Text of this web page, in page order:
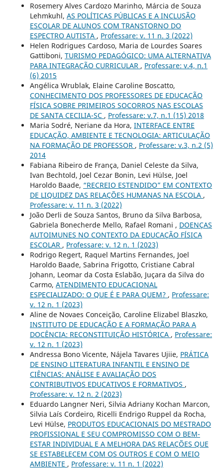
Rosemery Alves Cardozo Marinho, Márcia de Souza
Lehmkuhl, AS POLÍTICAS PÚBLICAS E A INCLUSÃO
ESCOLAR DE ALUNOS COM TRANSTORNO DO
ESPECTRO AUTISTA , Professare: v. 11 n. 3 (2022)
Helen Rodrigues Cardoso, Maria de Lourdes Soares
Gattiboni, TURISMO PEDAGÓGICO: UMA ALTERNATIVA
PARA INTEGRAÇÃO CURRICULAR , Professare: v.4, n.1
(6) 2015
Angélica Wrublak, Elaine Caroline Boscatto,
CONHECIMENTO DOS PROFESSORES DE EDUCAÇÃO
FÍSICA SOBRE PRIMEIROS SOCORROS NAS ESCOLAS
DE SANTA CECILIA-SC , Professare: v.7, n.1 (15) 2018
Maria Sodré, Neriane da Hora, INTERFACE ENTRE
EDUCAÇÃO, AMBIENTE E TECNOLOGIA: ARTICULAÇÃO
NA FORMAÇÃO DE PROFESSOR , Professare: v.3, n.2 (5)
2014
Fabiana Ribeiro de França, Daniel Celeste da Silva,
Ivan Bechtold, Joel Cezar Bonin, Levi Hülse, Joel
Haroldo Baade, “RECREIO ESTENDIDO” EM CONTEXTO
DE LIQUIDEZ DAS RELAÇÕES HUMANAS NA ESCOLA ,
Professare: v. 11 n. 3 (2022)
João Derli de Souza Santos, Bruno da Silva Barbosa,
Gabriela Bonecherde Mello, Rafael Romani , DOENÇAS
AUTOIMUNES NO CONTEXTO DA EDUCAÇÃO FÍSICA
ESCOLAR , Professare: v. 12 n. 1 (2023)
Rodrigo Regert, Raquel Martins Fernandes, Joel
Haroldo Baade, Sabrina Frigotto, Cristiane Cabral
Johann, Leomar da Costa Eslabão, Juçara da Silva do
Carmo, ATENDIMENTO EDUCACIONAL
ESPECIALIZADO: O QUE É E PARA QUEM? , Professare:
v. 12 n. 1 (2023)
Aline de Novaes Conceição, Caroline Elizabel Blaszko,
INSTITUTO DE EDUCAÇÃO E A FORMAÇÃO PARA A
DOCÊNCIA: RECONSTITUIÇÃO HISTÓRICA , Professare:
v. 12 n. 1 (2023)
Andressa Bono Vicente, Nájela Tavares Ujiie, PRÁTICA
DE ENSINO LITERATURA INFANTIL E ENSINO DE
CIÊNCIAS: ANÁLISE E AVALIAÇÃO DOS
CONTRIBUTIVOS EDUCATIVOS E FORMATIVOS ,
Professare: v. 12 n. 2 (2023)
Eduardo Langner Neri, Silvia Adriany Kochan Marcon,
Silvia Laís Cordeiro, Ricelli Endrigo Ruppel da Rocha,
Levi Hülse, PRODUTOS EDUCACIONAIS DO MESTRADO
PROFISSIONAL E SEU COMPROMISSO COM O BEM-
ESTAR INDIVIDUAL E A MELHORA DAS RELAÇÕES QUE
SE ESTABELECEM COM OS OUTROS E COM O MEIO
AMBIENTE , Professare: v. 11 n. 1 (2022)